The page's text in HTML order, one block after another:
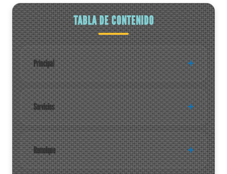
TABLA DE CONTENIDO
Principal
Servicios
Remolque